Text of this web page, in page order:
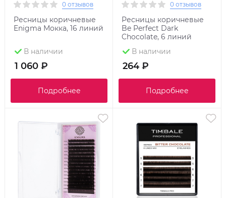
0 отзывов
Ресницы коричневые
Enigma Мокка, 16 линий
В наличии
1 060 ₽
Подробнее
0 отзывов
Ресницы коричневые
Be Perfect Dark
Chocolate, 6 линий
В наличии
264 ₽
Подробнее